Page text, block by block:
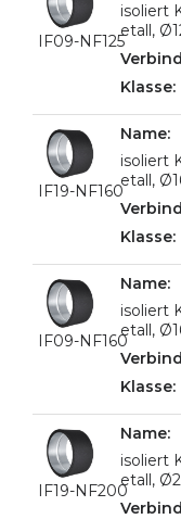
IF09-NF125
isoliert
etall,
IF19-NF160
isoliert
etall,
IF09-NF160
isoliert
etall,
IF19-NF200
isoliert
etall,